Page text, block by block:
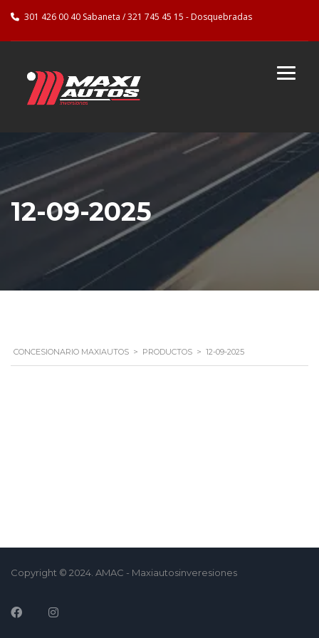
301 426 00 40 Sabaneta / 321 745 45 15 - Dosquebradas
12-09-2025
CONCESIONARIO MAXIAUTOS > PRODUCTOS > 12-09-2025
Copyright © 2024. AMAC - Maxiautosinveresiones